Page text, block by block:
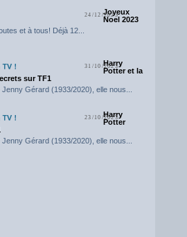
24/12/2023
Joyeux
Noel 2023
et à tous! Déjà 12...
31/10/2023
Harry
Potter et la
sur TF1
Gérard (1933/2020), elle nous...
23/10/2023
Harry
Potter
Gérard (1933/2020), elle nous...